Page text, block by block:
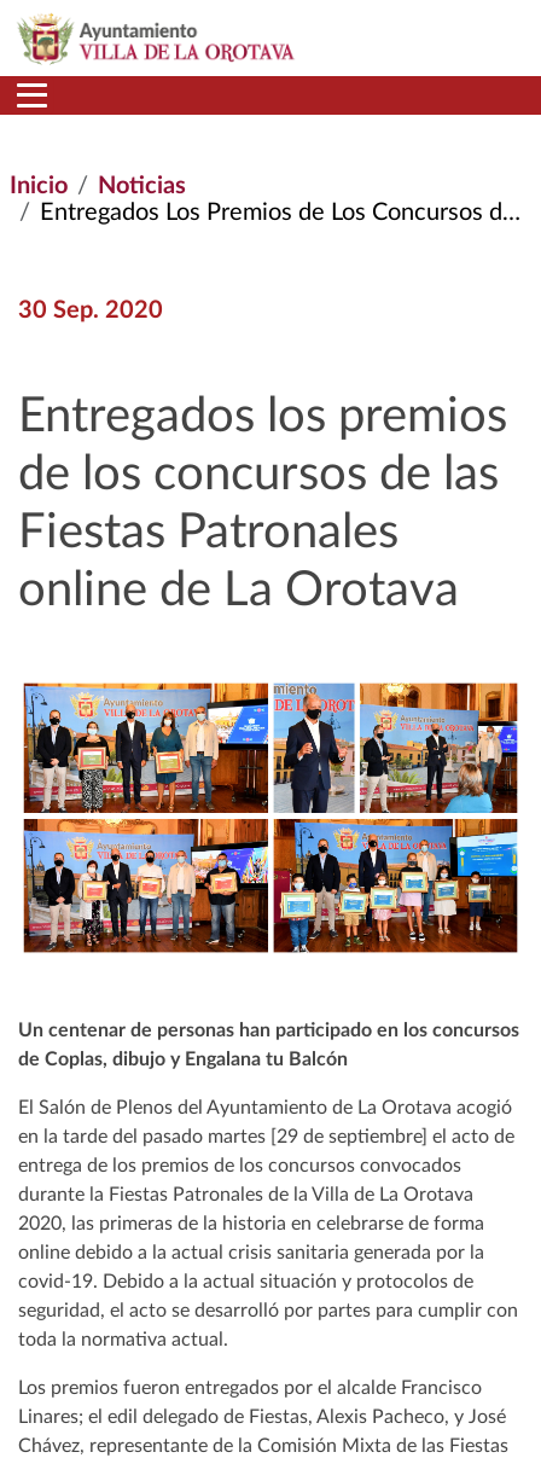
Pasar al contenido principal
Inicio
Noticias
Entregados Los Premios de Los Concursos de Las Fiestas Patronales Online de La Orotava
30 Sep. 2020
Entregados los premios
de los concursos de las
Fiestas Patronales
online de La Orotava
Un centenar de personas han participado en los concursos
de Coplas, dibujo y Engalana tu Balcón
El Salón de Plenos del Ayuntamiento de La Orotava acogió
en la tarde del pasado martes [29 de septiembre] el acto de
entrega de los premios de los concursos convocados
durante la Fiestas Patronales de la Villa de La Orotava
2020, las primeras de la historia en celebrarse de forma
online debido a la actual crisis sanitaria generada por la
covid-19. Debido a la actual situación y protocolos de
seguridad, el acto se desarrolló por partes para cumplir con
toda la normativa actual.
Los premios fueron entregados por el alcalde Francisco
Linares; el edil delegado de Fiestas, Alexis Pacheco, y José
Chávez, representante de la Comisión Mixta de las Fiestas